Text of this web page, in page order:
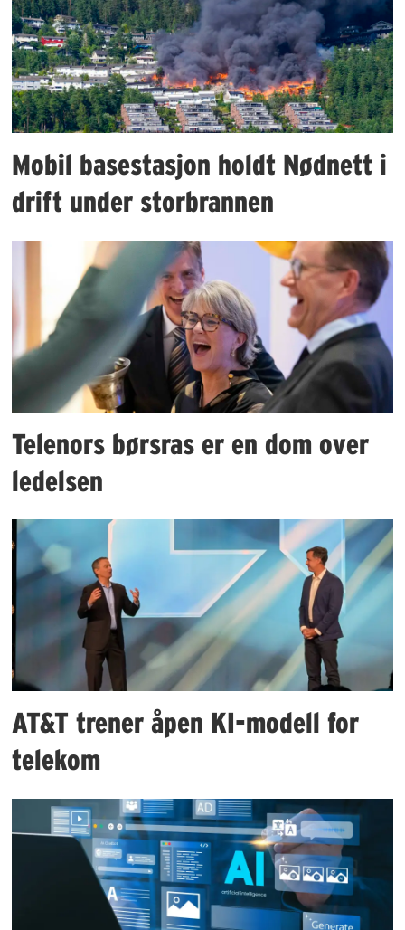
Mobil basestasjon holdt Nødnett i
drift under storbrannen
Telenors børsras er en dom over
ledelsen
AT&T trener åpen KI-modell for
telekom